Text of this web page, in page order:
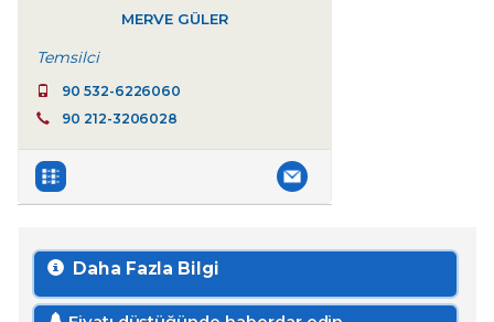
MERVE GÜLER
Temsilci
90 532-6226060
90 212-3206028
Daha Fazla Bilgi